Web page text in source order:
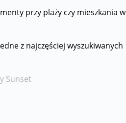
przy plaży czy mieszkania w
z najczęściej wyszukiwanych